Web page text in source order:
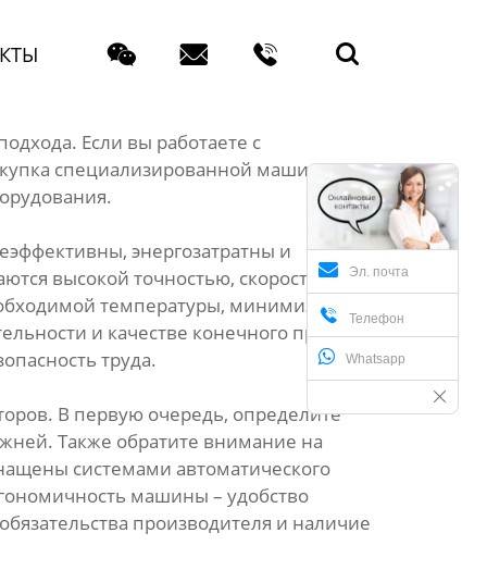
   
Эл. почта
 Телефон
Whatsapp
Если вы работаете с
специализированной машины станет
энергозатратны и
высокой точностью, скоростью и
температуры, минимизируя
и качестве конечного продукта.
труда.
В первую очередь, определите
Также обратите внимание на
системами автоматического
машины – удобство
производителя и наличие